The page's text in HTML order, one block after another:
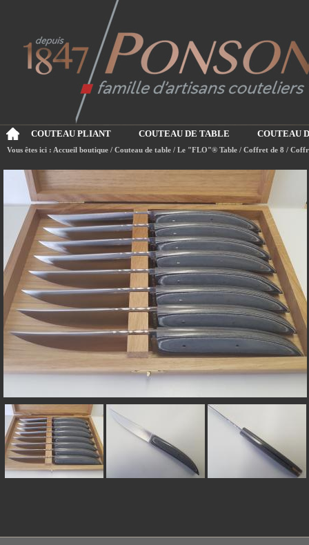
COUTEAU PLIANT COUTEAU DE TABLE COUTEAU
Vous êtes ici : Accueil boutique / Couteau de table / Le "FLO"® Table / Coffret de 8 /